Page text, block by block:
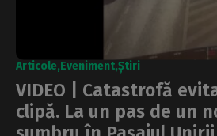
Articole Eveniment Știri
VIDEO | Catastrofă
clipă. La un pas de un